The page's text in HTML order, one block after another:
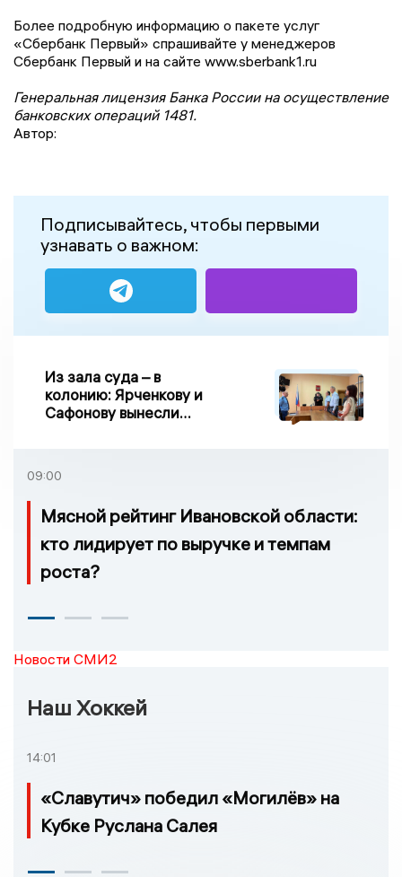
Более подробную информацию о пакете услуг
«Сбербанк Первый» спрашивайте у менеджеров
Сбербанк Первый и на сайте www.sberbank1.ru
Генеральная лицензия Банка России на осуществление
банковских операций 1481.
Автор:
Подписывайтесь, чтобы первыми
узнавать о важном:
Из зала суда – в
колонию: Ярченкову и
Сафонову вынесли
09:00
Мясной рейтинг Ивановской области:
кто лидирует по выручке и темпам
роста?
Новости СМИ2
Наш Хоккей
14:01
«Славутич» победил «Могилёв» на
Кубке Руслана Салея